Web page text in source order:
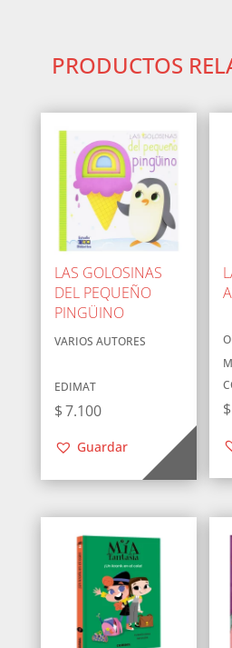
PRODUCTOS
LAS GOLOSINAS
DEL PEQUEÑO
PINGÜINO
VARIOS AUTORES
EDIMAT
$7.100
Guardar
$